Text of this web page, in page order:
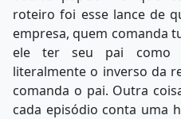
roteiro foi esse lance de
empresa, quem comanda
ele ter seu pai como
literalmente o inverso da
comanda o pai. Outra
cada episódio conta uma